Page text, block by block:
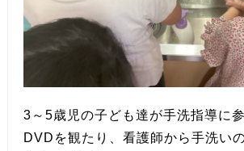
3～5歳児の子ども達が手洗指導に
DVDを観たり、看護師から手洗い